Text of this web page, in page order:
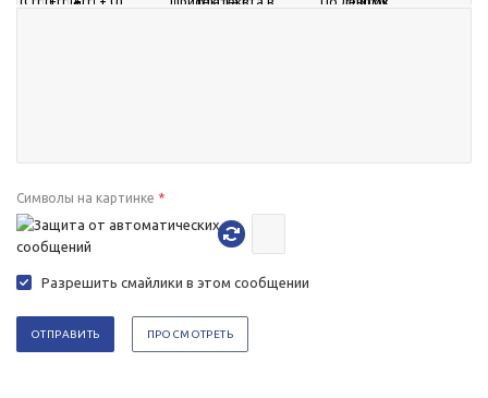
Символы на картинке *
Разрешить смайлики в этом сообщении